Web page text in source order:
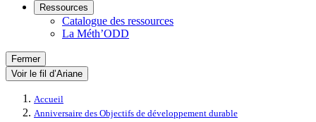
Ressources
Catalogue des ressources
La Méth’ODD
Fermer
Voir le fil d’Ariane
Accueil
Anniversaire des Objectifs de développement durable